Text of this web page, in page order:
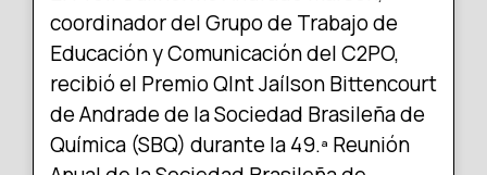
coordinador del Grupo de Trabajo de
Educación y Comunicación del C2PO,
recibió el Premio QInt Jaílson Bittencourt
de Andrade de la Sociedad Brasileña de
Química (SBQ) durante la 49.ª Reunión